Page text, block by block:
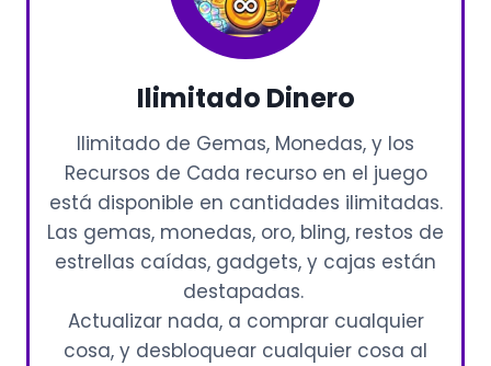
Ilimitado Dinero
Ilimitado de Gemas, Monedas, y los
Recursos de Cada recurso en el juego
está disponible en cantidades ilimitadas.
Las gemas, monedas, oro, bling, restos de
estrellas caídas, gadgets, y cajas están
destapadas.
Actualizar nada, a comprar cualquier
cosa, y desbloquear cualquier cosa al